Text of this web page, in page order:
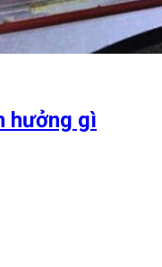
hưởng gì